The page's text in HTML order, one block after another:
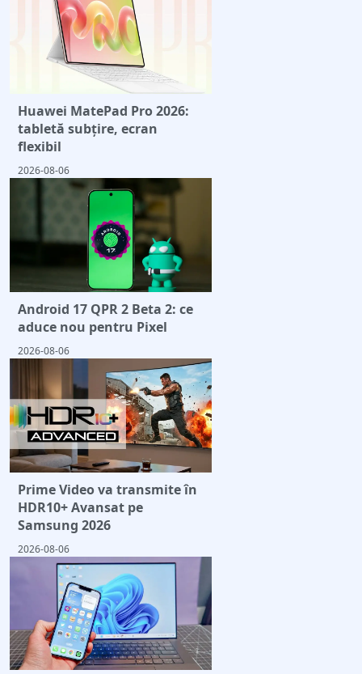
Huawei MatePad Pro 2026:
tabletă subțire, ecran
flexibil
2026-08-06
Android 17 QPR 2 Beta 2: ce
aduce nou pentru Pixel
2026-08-06
Prime Video va transmite în
HDR10+ Avansat pe
Samsung 2026
2026-08-06